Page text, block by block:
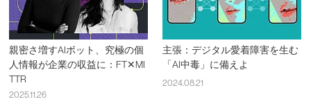
親密さ増すAIボット、究極の個
人情報が企業の収益に：FT✕MI
TTR
2025.11.26
主張：デジタル愛着障害を生む
「AI中毒」に備えよ
2024.08.21